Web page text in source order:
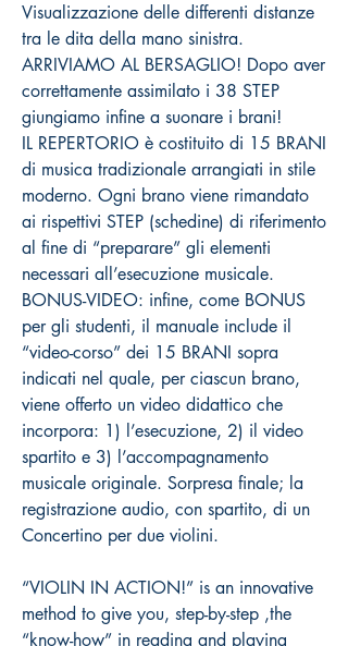
Visualizzazione delle differenti distanze
tra le dita della mano sinistra.
ARRIVIAMO AL BERSAGLIO! Dopo aver
correttamente assimilato i 38 STEP
giungiamo infine a suonare i brani!
IL REPERTORIO è costituito di 15 BRANI
di musica tradizionale arrangiati in stile
moderno. Ogni brano viene rimandato
ai rispettivi STEP (schedine) di riferimento
al fine di “preparare” gli elementi
necessari all’esecuzione musicale.
BONUS-VIDEO: infine, come BONUS
per gli studenti, il manuale include il
“video-corso” dei 15 BRANI sopra
indicati nel quale, per ciascun brano,
viene offerto un video didattico che
incorpora: 1) l’esecuzione, 2) il video
spartito e 3) l’accompagnamento
musicale originale. Sorpresa finale; la
registrazione audio, con spartito, di un
Concertino per due violini.
“VIOLIN IN ACTION!” is an innovative
method to give you, step-by-step ,the
“know-how” in reading and playing